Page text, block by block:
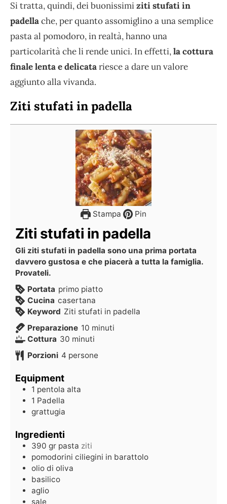
Si tratta, quindi, dei buonissimiziti stufati in
padellache, per quanto assomiglino a una semplice
pasta al pomodoro, in realtà, hanno una
particolarità che li rende unici. In effetti,la cottura
finale lenta e delicatariesce a dare un valore
aggiunto alla vivanda.
Ziti stufati in padella
Stampa Pin
Ziti stufati in padella
Gli ziti stufati in padella sono una prima portata
davvero gustosa e che piacerà a tutta la famiglia.
Provateli.
Portata primo piatto
Cucina casertana
Keyword Ziti stufati in padella
Preparazione 10 minuti
Cottura 30 minuti
Porzioni 4 persone
Equipment
1 pentola alta
1 Padella
grattugia
Ingredienti
390 gr pasta ziti
pomodorini ciliegini in barattolo
olio di oliva
basilico
aglio
sale